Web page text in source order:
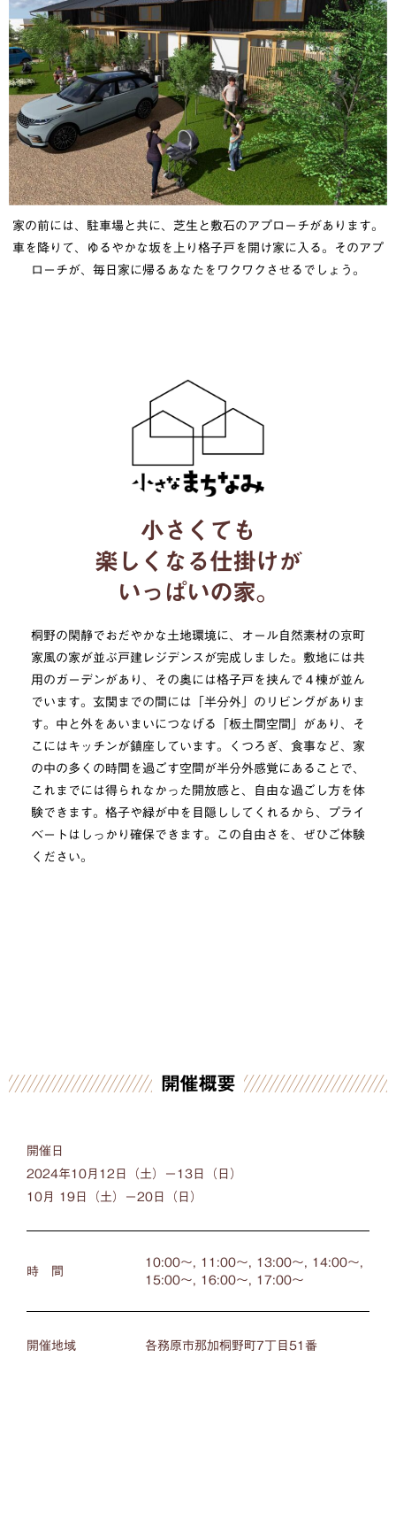
家の前には、駐車場と共に、芝生と敷石のアプローチがあります。
車を降りて、ゆるやかな坂を上り格子戸を開け家に入る。そのアプ
ローチが、毎日家に帰るあなたをワクワクさせるでしょう。
小さくても
楽しくなる仕掛けが
いっぱいの家。
桐野の閑静でおだやかな土地環境に、オール自然素材の京町
家風の家が並ぶ戸建レジデンスが完成しました。敷地には共
用のガーデンがあり、その奥には格子戸を挟んで４棟が並ん
でいます。玄関までの間には「半分外」のリビングがありま
す。中と外をあいまいにつなげる「板土間空間」があり、そ
こにはキッチンが鎮座しています。くつろぎ、食事など、家
の中の多くの時間を過ごす空間が半分外感覚にあることで、
これまでには得られなかった開放感と、自由な過ごし方を体
験できます。格子や緑が中を目隠ししてくれるから、プライ
ベートはしっかり確保できます。この自由さを、ぜひご体験
ください。
開催概要
開催日
2024年10月12日
（土） ー 13日
（日）
10月 19日
（土） ー20日 （日）
時 間
10:00〜, 11:00〜, 13:00〜, 14:00〜,
15:00〜, 16:00〜, 17:00〜
開催地域 各務原市那加桐野町7丁目51番